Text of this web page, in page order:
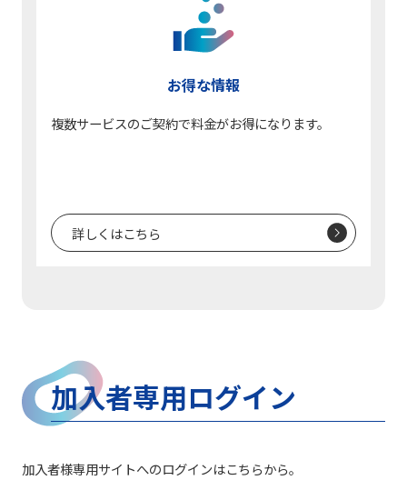
お得な情報
複数サービスのご契約で料金がお得になります。
詳しくはこちら
加入者専用ログイン
加入者様専用サイトへのログインはこちらから。